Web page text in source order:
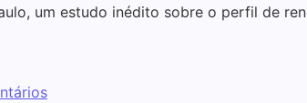
um estudo inédito sobre o perfil de